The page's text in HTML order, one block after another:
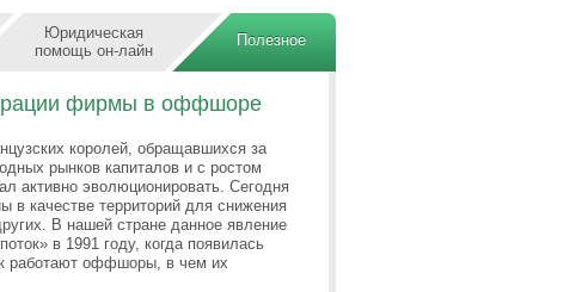
Юридическая
помощь он-лайн
Полезное
фирмы в оффшоре
королей, обращавшихся за
рынков капиталов и с ростом
активно эволюционировать. Сегодня
качестве территорий для снижения
В нашей стране данное явление
в 1991 году, когда появилась
работают оффшоры, в чем их